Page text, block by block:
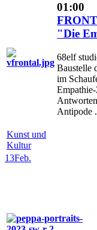
01:00
"Die
68elf
Baustelle
im
Antipode
Kunst und
Kultur
13Feb.